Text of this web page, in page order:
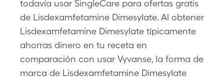
todavía usar SingleCare para ofertas gratis
de Lisdexamfetamine Dimesylate. Al obtener
Lisdexamfetamine Dimesylate típicamente
ahorras dinero en tu receta en
comparación con usar Vyvanse, la forma de
marca de Lisdexamfetamine Dimesylate